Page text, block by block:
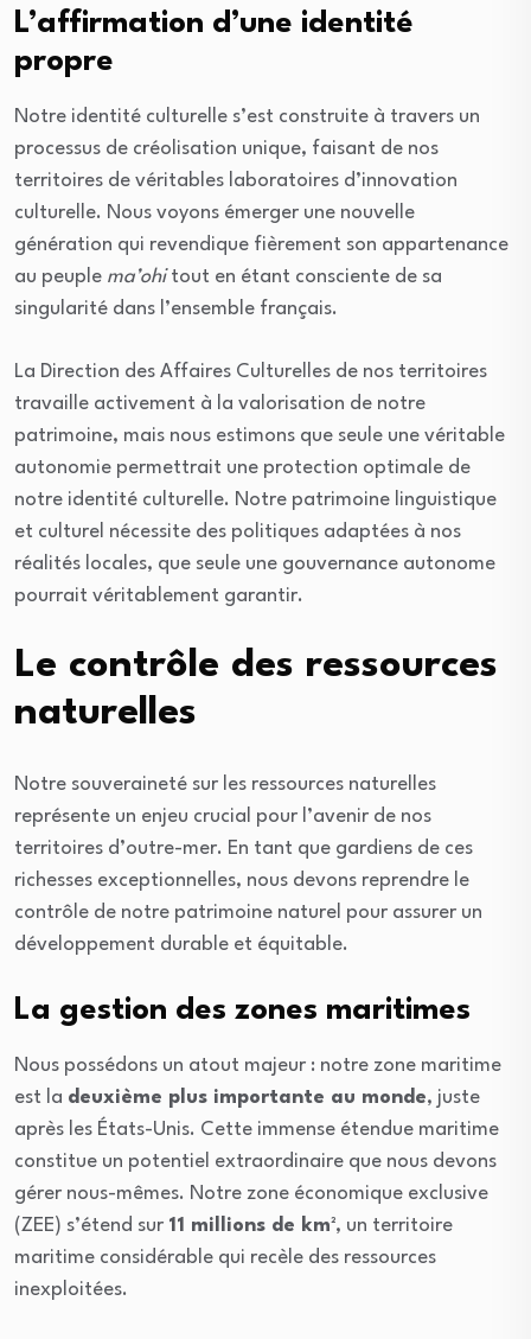
L’affirmation d’une identité
propre
Notre identité culturelle s’est construite à travers un
processus de créolisation unique, faisant de nos
territoires de véritables laboratoires d’innovation
culturelle. Nous voyons émerger une nouvelle
génération qui revendique fièrement son appartenance
au peuple ma’ohitout en étant consciente de sa
singularité dans l’ensemble français.
La Direction des Affaires Culturelles de nos territoires
travaille activement à la valorisation de notre
patrimoine, mais nous estimons que seule une véritable
autonomie permettrait une protection optimale de
notre identité culturelle. Notre patrimoine linguistique
et culturel nécessite des politiques adaptées à nos
réalités locales, que seule une gouvernance autonome
pourrait véritablement garantir.
Le contrôle des ressources
naturelles
Notre souveraineté sur les ressources naturelles
représente un enjeu crucial pour l’avenir de nos
territoires d’outre-mer. En tant que gardiens de ces
richesses exceptionnelles, nous devons reprendre le
contrôle de notre patrimoine naturel pour assurer un
développement durable et équitable.
La gestion des zones maritimes
Nous possédons un atout majeur : notre zone maritime
est la deuxième plus importante au monde, juste
après les États-Unis. Cette immense étendue maritime
constitue un potentiel extraordinaire que nous devons
gérer nous-mêmes. Notre zone économique exclusive
(ZEE) s’étend sur 11 millions de km², un territoire
maritime considérable qui recèle des ressources
inexploitées.